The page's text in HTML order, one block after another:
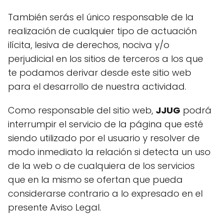
También serás el único responsable de la
realización de cualquier tipo de actuación
ilícita, lesiva de derechos, nociva y/o
perjudicial en los sitios de terceros a los que
te podamos derivar desde este sitio web
para el desarrollo de nuestra actividad.
Como responsable del sitio web, JJUG podrá
interrumpir el servicio de la página que esté
siendo utilizado por el usuario y resolver de
modo inmediato la relación si detecta un uso
de la web o de cualquiera de los servicios
que en la mismo se ofertan que pueda
considerarse contrario a lo expresado en el
presente Aviso Legal.